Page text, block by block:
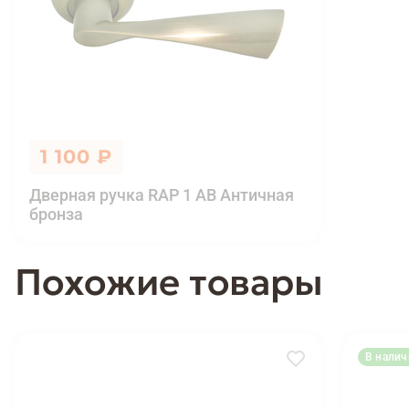
1 100 ₽
Дверная ручка RAP 1 AB Aнтичная
бронза
Похожие товары
В